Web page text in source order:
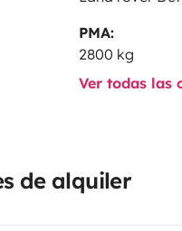
PMA:
2800 kg
Ver todas las
de alquiler